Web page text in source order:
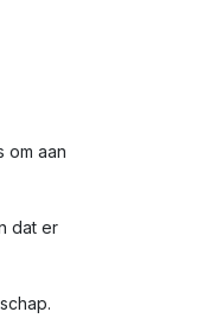
om aan
dat er